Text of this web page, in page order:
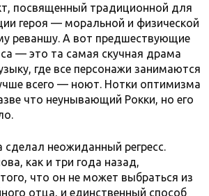
посвященный традиционной для
героя — моральной и физической
реваншу. А вот предшествующие
— это та самая скучная драма
где все персонажи занимаются
всего — ноют. Нотки оптимизма
что неунывающий Рокки, но его
сделал неожиданный регресс.
как и три года назад,
что он не может выбраться из
отца, и единственный способ